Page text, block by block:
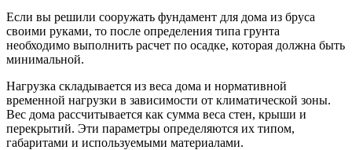
Если вы решили сооружать фундамент для дома из бруса
своими руками, то после определения типа грунта
необходимо выполнить расчет по осадке, которая должна быть
минимальной.
Нагрузка складывается из веса дома и нормативной
временной нагрузки в зависимости от климатической зоны.
Вес дома рассчитывается как сумма веса стен, крыши и
перекрытий. Эти параметры определяются их типом,
габаритами и используемыми материалами.